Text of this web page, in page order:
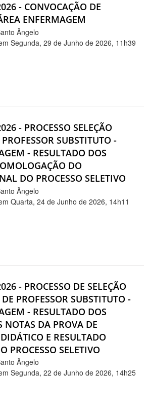
- CONVOCAÇÃO DE
ENFERMAGEM
Ângelo
Segunda, 29 de Junho de 2026, 11h39
- PROCESSO SELEÇÃO
SUBSTITUTO -
- RESULTADO DOS
DO
DO PROCESSO SELETIVO
Ângelo
Quarta, 24 de Junho de 2026, 14h11
- PROCESSO DE SELEÇÃO
PROFESSOR SUBSTITUTO -
- RESULTADO DOS
NOTAS DA PROVA DE
E RESULTADO
PROCESSO SELETIVO
Ângelo
Segunda, 22 de Junho de 2026, 14h25